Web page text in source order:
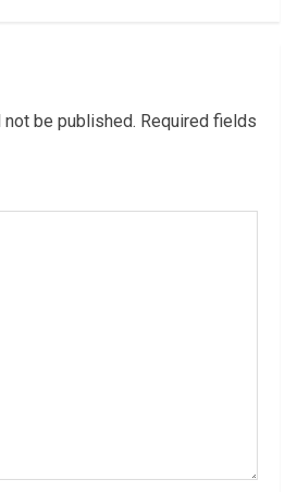
be published. Required fields